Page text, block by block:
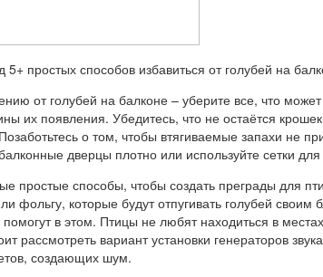
от голубей на балконе – уберите все, что
их появления. Убедитесь, что не остаётся
о том, чтобы втягиваемые запахи не
дверцы плотно или используйте сетки
простые способы, чтобы создать преграды для
фольгу, которые будут отпугивать голубей своим
помогут в этом. Птицы не любят находиться в
рассмотреть вариант установки генераторов
создающих шум.